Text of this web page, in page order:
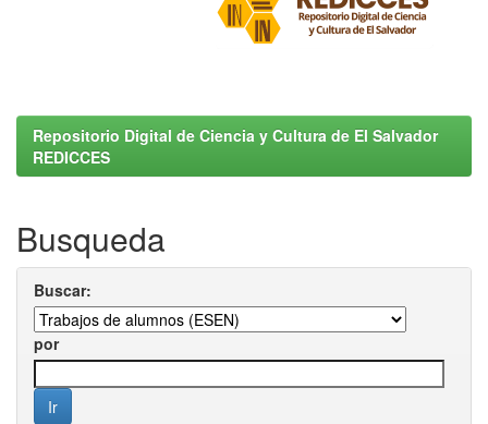
Repositorio Digital de Ciencia y Cultura de El Salvador
REDICCES
Busqueda
Buscar:
por